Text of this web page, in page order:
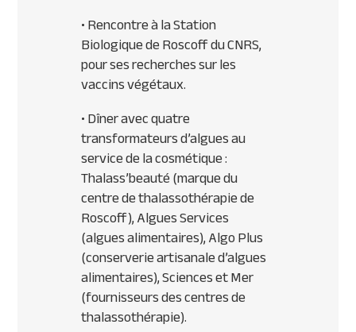
• Rencontre à la Station
Biologique de Roscoff duCNRS,
pour ses recherches sur les
vaccins végétaux.
• Dîner avec quatre
transformateurs d’algues au
service de la cosmétique :
Thalass’beauté (marque du
centre de thalassothérapie de
Roscoff), Algues Services
(algues alimentaires), Algo Plus
(conserverie artisanale d’algues
alimentaires), Sciences et Mer
(fournisseurs des centres de
thalassothérapie).